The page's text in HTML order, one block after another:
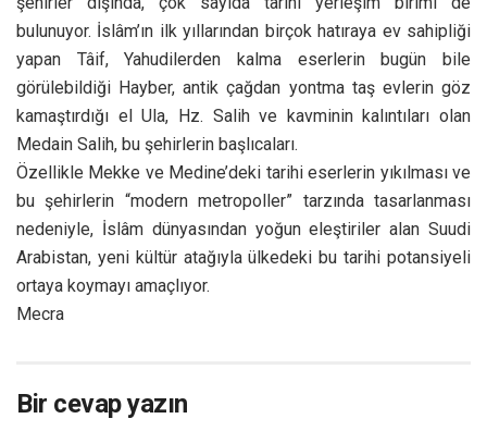
bulunuyor. İslâm’ın ilk yıllarından birçok hatıraya ev sahipliği
yapan Tâif, Yahudilerden kalma eserlerin bugün bile
görülebildiği Hayber, antik çağdan yontma taş evlerin göz
kamaştırdığı el Ula, Hz. Salih ve kavminin kalıntıları olan
Medain Salih, bu şehirlerin başlıcaları.
Özellikle Mekke ve Medine’deki tarihi eserlerin yıkılması ve
bu şehirlerin “modern metropoller” tarzında tasarlanması
nedeniyle, İslâm dünyasından yoğun eleştiriler alan Suudi
Arabistan, yeni kültür atağıyla ülkedeki bu tarihi potansiyeli
ortaya koymayı amaçlıyor.
Mecra
Bir cevap yazın